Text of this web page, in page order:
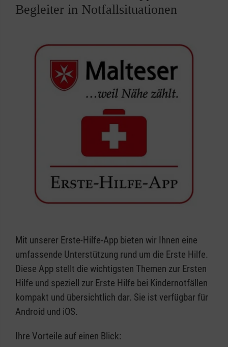
Begleiter in Notfallsituationen
Mit unserer Erste-Hilfe-App bieten wir Ihnen eine
umfassende Unterstützung rund um die Erste Hilfe.
Diese App stellt die wichtigsten Themen zur Ersten
Hilfe und speziell zur Erste Hilfe bei Kindernotfällen
kompakt und übersichtlich dar. Sie ist verfügbar für
Android und iOS.
Ihre Vorteile auf einen Blick: